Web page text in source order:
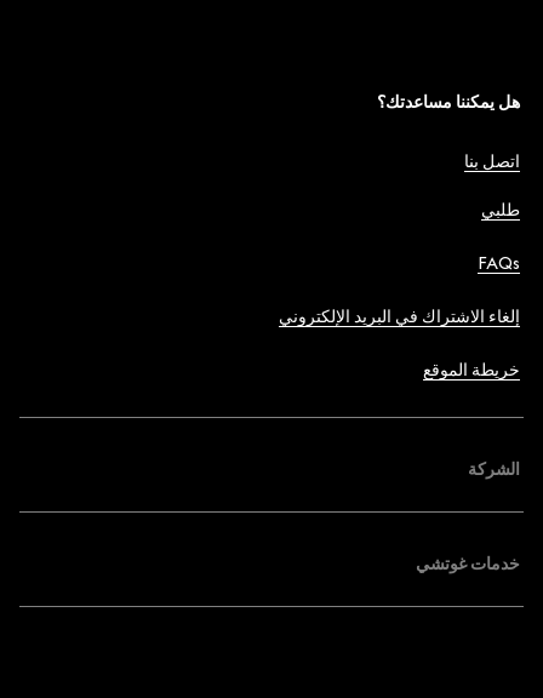
هل يمكننا مساعدتك؟
اتصل بنا
طلبي
FAQs
إلغاء الاشتراك في البريد الإلكتروني
خريطة الموقع
الشركة
خدمات غوتشي